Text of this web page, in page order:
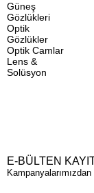
Güneş
Gözlükleri
Optik
Gözlükler
Optik Camlar
Lens &
Solüsyon
E-BÜLTEN